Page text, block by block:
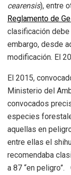
cearensis), entre
Reglamento de
clasificación debe
embargo, desde
modificación. El
El 2015,
Ministerio del
convocados
especies
aquellas en
entre ellas el
recomendaba
a 87 “en